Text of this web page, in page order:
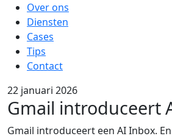
Over ons
Diensten
Cases
Tips
Contact
22 januari 2026
Gmail introduceert
Gmail introduceert een AI Inbox.